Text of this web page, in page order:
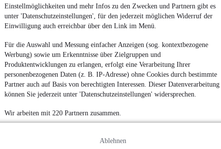
Einstellmöglichkeiten und mehr Infos zu den Zwecken und Partnern gibt es
unter 'Datenschutzeinstellungen', für den jederzeit möglichen Widerruf der
Einwilligung auch erreichbar über den Link im Menü.
Für die Auswahl und Messung einfacher Anzeigen (sog. kontextbezogene
Werbung) sowie um Erkenntnisse über Zielgruppen und
Produktentwicklungen zu erlangen, erfolgt eine Verarbeitung Ihrer
personenbezogenen Daten (z. B. IP-Adresse) ohne Cookies durch bestimmte
Partner auch auf Basis von berechtigten Interessen. Dieser Datenverarbeitung
können Sie jederzeit unter 'Datenschutzeinstellungen' widersprechen.
Wir arbeiten mit 220 Partnern zusammen.
Ablehnen